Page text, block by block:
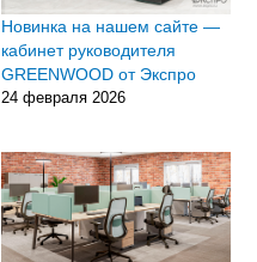
Новинка на нашем сайте —
кабинет руководителя
GREENWOOD от Экспро
24 февраля 2026